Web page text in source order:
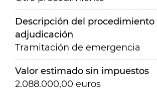
Descripción del procedimiento
adjudicación
Tramitación de emergencia
Valor estimado sin impuestos
2.088.000,00 euros